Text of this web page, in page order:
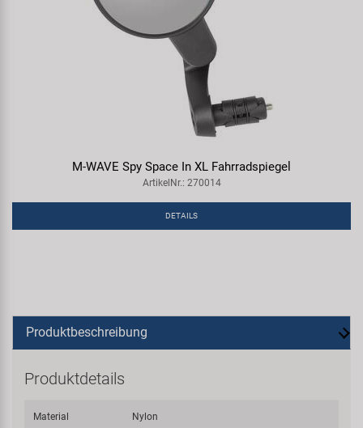
M-WAVE Spy Space In XL Fahrradspiegel
ArtikelNr.: 270014
DETAILS
Produktbeschreibung
Produktdetails
Material Nylon